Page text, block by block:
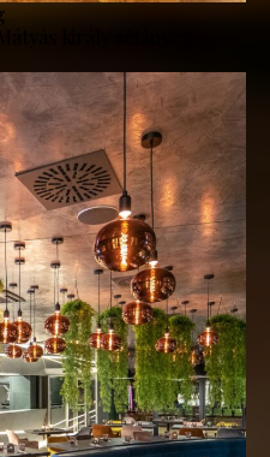
király sétány 17.